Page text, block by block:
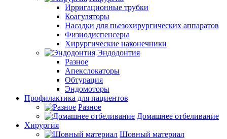
Ирригационные трубки
Коагуляторы
Насадки для пьезохирургических аппаратов
Физиодиспенсеры
Хирургические наконечники
Эндодонтия
Разное
Апекслокаторы
Обтурация
Эндомоторы
Профилактика для пациентов
Разное
Домашнее отбеливание
Хирургия
Шовный материал